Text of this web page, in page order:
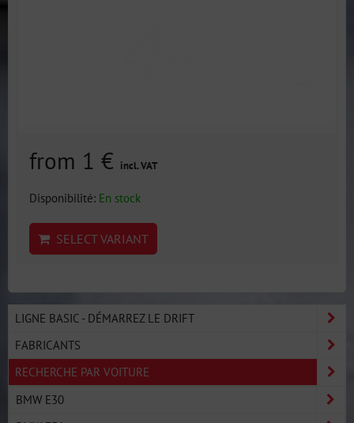
from 1 € incl. VAT
Disponibilité: En stock
SELECT VARIANT
LIGNE BASIC - DÉMARREZ LE DRIFT
FABRICANTS
RECHERCHE PAR VOITURE
BMW E30